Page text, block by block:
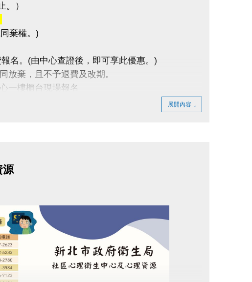
）
棄權。)
名。(由中心查證後，即可享此優惠。)
放棄，且不予退費及改期。
一樓櫃台現場報名
以上陪同者，依場館規定收費。
長可適用「免費陪同名額」，若有第2名陪同者，
展開內容
源